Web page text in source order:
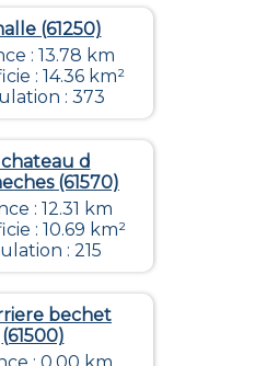
(61250)
: 13.78 km
: 14.36 km²
: 373
chateau d
(61570)
: 12.31 km
: 10.69 km²
: 215
bechet
(61500)